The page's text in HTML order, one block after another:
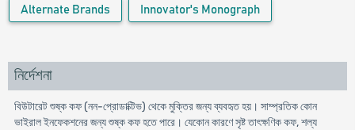
Alternate Brands Innovator's Monograph
নির্দেশনা
বিউটারেট শুষ্ক কফ (নন-প্রোডাক্টিভ) থেকে মুক্তির জন্য ব্যবহৃত হয়। সাম্প্রতিক কোন
ভাইরাল ইনফেকশনের জন্য শুষ্ক কফ হতে পারে। যেকোন কারণে সৃষ্ট তাৎক্ষণিক কফ, শল্য